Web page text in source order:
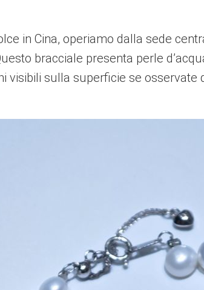
in Cina, operiamo dalla sede
bracciale presenta perle
sulla superficie se osservate